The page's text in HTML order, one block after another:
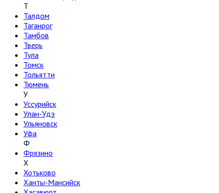
Т
Талдом
Таганрог
Тамбов
Тверь
Тула
Томск
Тольятти
Тюмень
У
Уссурийск
Улан-Удэ
Ульяновск
Уфа
Ф
Фрязино
Х
Хотьково
Ханты-Мансийск